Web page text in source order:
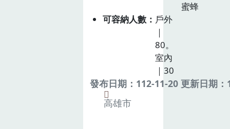
蜜蜂
可容納人數
戶外
｜
80。
室內
｜30
發布日期：112-11-20 更新日期
高雄市